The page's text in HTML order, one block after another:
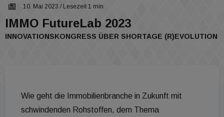
10. Mai 2023 / Lesezeit 1 min
IMMO FutureLab 2023
INNOVATIONSKONGRESS ÜBER SHORTAGE (R)EVOLUTION
Wie geht die Immobilienbranche in Zukunft mit
schwindenden Rohstoffen, dem Thema